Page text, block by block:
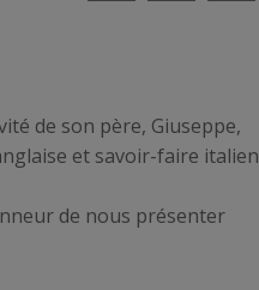
de son père, Giuseppe,
et savoir-faire italien
de nous présenter